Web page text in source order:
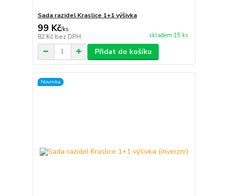
Sada razidel Kraslice 1+1 výšivka
99 Kč/ks
82 Kč bez DPH skladem 15 ks
Přidat do košíku
Novinka